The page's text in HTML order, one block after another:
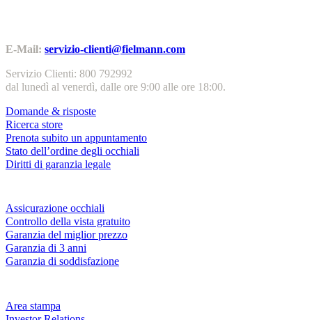
E-Mail: servizio-clienti@fielmann.com
Servizio Clienti: 800 792992
dal lunedì al venerdì, dalle ore 9:00 alle ore 18:00.
Domande & risposte
Ricerca store
Prenota subito un appuntamento
Stato dell’ordine degli occhiali
Diritti di garanzia legale
Assicurazione occhiali
Controllo della vista gratuito
Garanzia del miglior prezzo
Garanzia di 3 anni
Garanzia di soddisfazione
Area stampa